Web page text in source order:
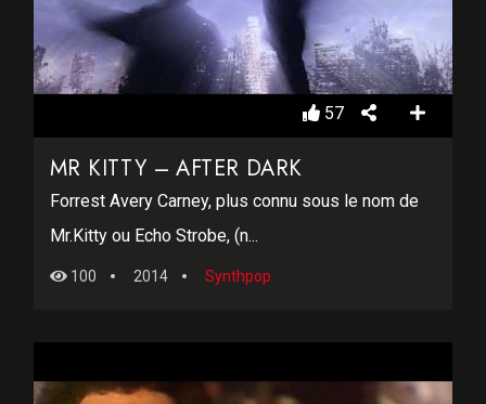
57
MR KITTY – AFTER DARK
Forrest Avery Carney, plus connu sous le nom de
Mr.Kitty ou Echo Strobe, (n...
100 2014 Synthpop